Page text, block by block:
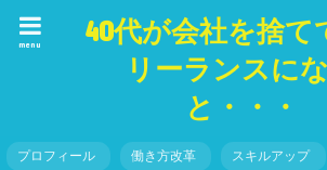
40代が会社を捨て
リーランスに
と・・・
menu
プロフィール 働き方改革 スキルアップ